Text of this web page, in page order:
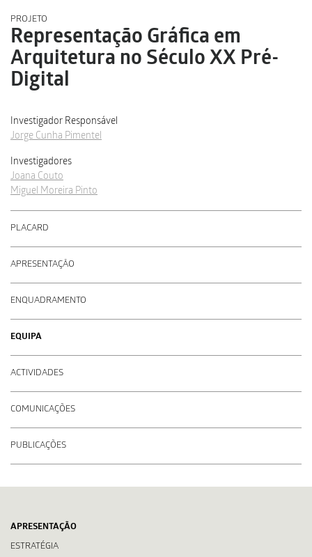
PROJETO
Representação Gráfica em
Arquitetura no Século XX Pré-
Digital
Investigador Responsável
Jorge Cunha Pimentel
Investigadores
Joana Couto
Miguel Moreira Pinto
PLACARD
APRESENTAÇÃO
ENQUADRAMENTO
EQUIPA
ACTIVIDADES
COMUNICAÇÕES
PUBLICAÇÕES
APRESENTAÇÃO
ESTRATÉGIA